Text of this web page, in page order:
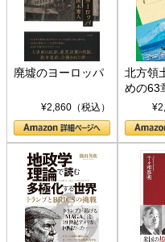
廃墟のヨーロッパ
¥2,860（税込）
北方領
めの63